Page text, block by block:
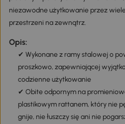
niezawodne użytkowanie przez
przestrzeni na zewnątrz.
Opis:
✔ Wykonane z ramy stalowej o
proszkowo, zapewniającej
codzienne użytkowanie
✔ Obite odpornym na
plastikowym rattanem, który nie
gnije, nie łuszczy się ani nie